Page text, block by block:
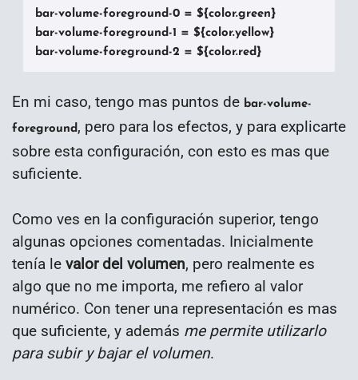
bar-volume-foreground-0 = ${color.green}
bar-volume-foreground-1 = ${color.yellow}
bar-volume-foreground-2 = ${color.red}
En mi caso, tengo mas puntos de bar-volume-
foreground, pero para los efectos, y para explicarte
sobre esta configuración, con esto es mas que
suficiente.
Como ves en la configuración superior, tengo
algunas opciones comentadas. Inicialmente
tenía le valor del volumen, pero realmente es
algo que no me importa, me refiero al valor
numérico. Con tener una representación es mas
que suficiente, y además me permite utilizarlo
para subir y bajar el volumen.